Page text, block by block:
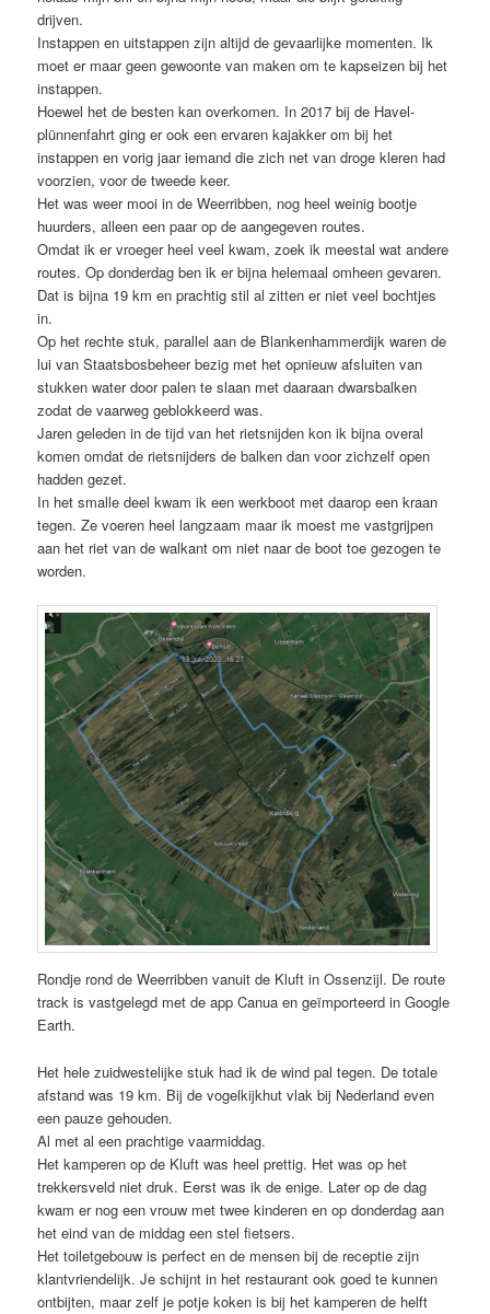
drijven.
Instappen en uitstappen zijn altijd de gevaarlijke momenten. Ik
moet er maar geen gewoonte van maken om te kapseizen bij het
instappen.
Hoewel het de besten kan overkomen. In 2017 bij de Havel-
plünnenfahrt ging er ook een ervaren kajakker om bij het
instappen en vorig jaar iemand die zich net van droge kleren had
voorzien, voor de tweede keer.
Het was weer mooi in de Weerribben, nog heel weinig bootje
huurders, alleen een paar op de aangegeven routes.
Omdat ik er vroeger heel veel kwam, zoek ik meestal wat andere
routes. Op donderdag ben ik er bijna helemaal omheen gevaren.
Dat is bijna 19 km en prachtig stil al zitten er niet veel bochtjes
in.
Op het rechte stuk, parallel aan de Blankenhammerdijk waren de
lui van Staatsbosbeheer bezig met het opnieuw afsluiten van
stukken water door palen te slaan met daaraan dwarsbalken
zodat de vaarweg geblokkeerd was.
Jaren geleden in de tijd van het rietsnijden kon ik bijna overal
komen omdat de rietsnijders de balken dan voor zichzelf open
hadden gezet.
In het smalle deel kwam ik een werkboot met daarop een kraan
tegen. Ze voeren heel langzaam maar ik moest me vastgrijpen
aan het riet van de walkant om niet naar de boot toe gezogen te
worden.
Rondje rond de Weerribben vanuit de Kluft in Ossenzijl. De route
track is vastgelegd met de app Canua en geïmporteerd in Google
Earth.
Het hele zuidwestelijke stuk had ik de wind pal tegen. De totale
afstand was 19 km. Bij de vogelkijkhut vlak bij Nederland even
een pauze gehouden.
Al met al een prachtige vaarmiddag.
Het kamperen op de Kluft was heel prettig. Het was op het
trekkersveld niet druk. Eerst was ik de enige. Later op de dag
kwam er nog een vrouw met twee kinderen en op donderdag aan
het eind van de middag een stel fietsers.
Het toiletgebouw is perfect en de mensen bij de receptie zijn
klantvriendelijk. Je schijnt in het restaurant ook goed te kunnen
ontbijten, maar zelf je potje koken is bij het kamperen de helft